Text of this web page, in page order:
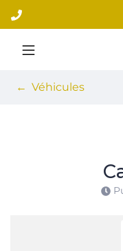
Aller
au
contenu
Véhicules